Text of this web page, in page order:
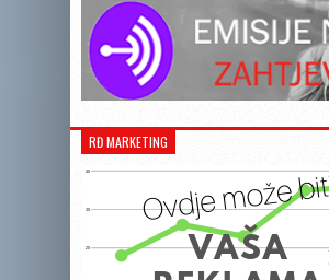
RĐ MARKETING